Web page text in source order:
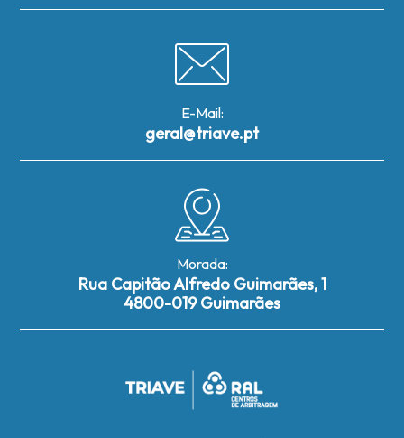
E-Mail:
geral@triave.pt
Morada:
Rua Capitão Alfredo Guimarães, 1
4800-019 Guimarães